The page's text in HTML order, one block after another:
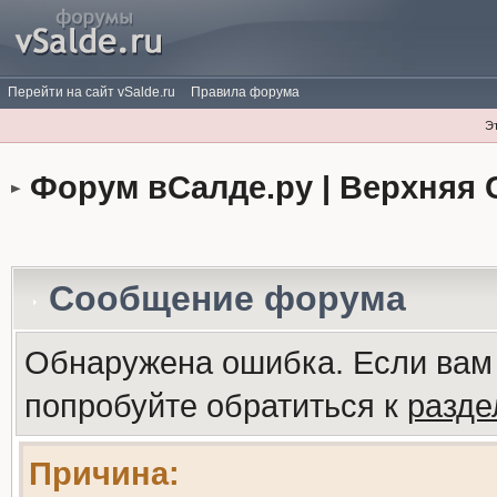
Перейти на сайт vSalde.ru Правила форума
Форум вСалде.ру | Верхняя
Сообщение форума
Обнаружена ошибка. Если
попробуйте обратиться к
Причина: